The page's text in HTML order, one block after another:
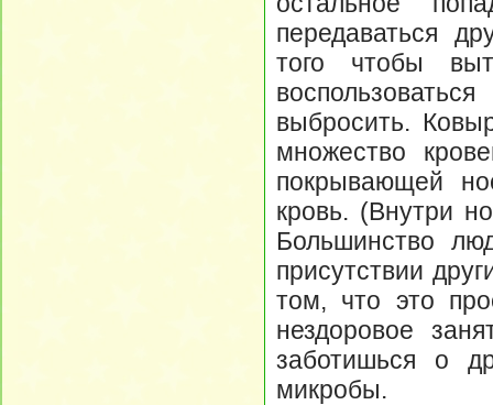
передаваться
того чтобы
выбросить.
множество
покрывающей
кровь. (Внутри
Большинство
присутствии
том, что это
нездоровое
заботишься о
микробы.